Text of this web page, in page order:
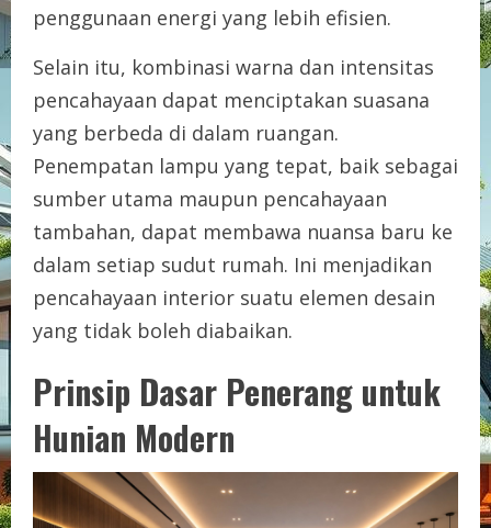
penggunaan energi yang lebih efisien.
Selain itu, kombinasi warna dan intensitas
pencahayaan dapat menciptakan suasana
yang berbeda di dalam ruangan.
Penempatan lampu yang tepat, baik sebagai
sumber utama maupun pencahayaan
tambahan, dapat membawa nuansa baru ke
dalam setiap sudut rumah. Ini menjadikan
pencahayaan interior suatu elemen desain
yang tidak boleh diabaikan.
Prinsip Dasar Penerang untuk
Hunian Modern